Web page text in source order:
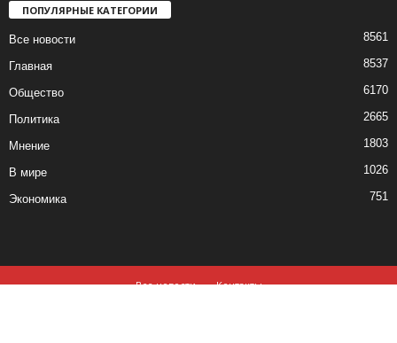
ПОПУЛЯРНЫЕ КАТЕГОРИИ
Все новости 8561
Главная 8537
Общество 6170
Политика 2665
Мнение 1803
В мире 1026
Экономика 751
Все новости
Контакты